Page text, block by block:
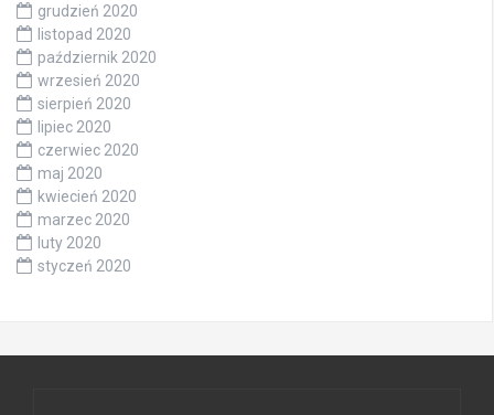
grudzień 2020
listopad 2020
październik 2020
wrzesień 2020
sierpień 2020
lipiec 2020
czerwiec 2020
maj 2020
kwiecień 2020
marzec 2020
luty 2020
styczeń 2020